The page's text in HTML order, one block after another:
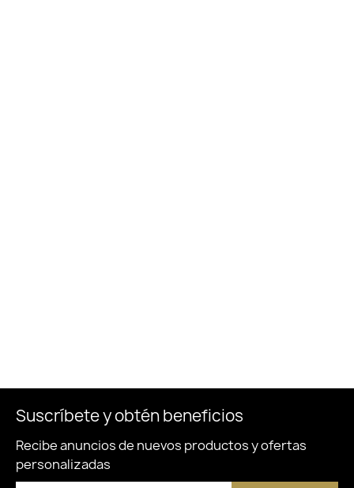
Suscríbete y obtén beneficios
Recibe anuncios de nuevos productos y ofertas
personalizadas